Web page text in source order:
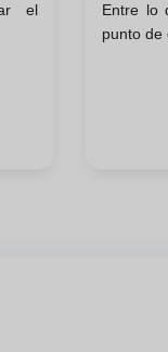
el
Entre
Entre lo
punto de